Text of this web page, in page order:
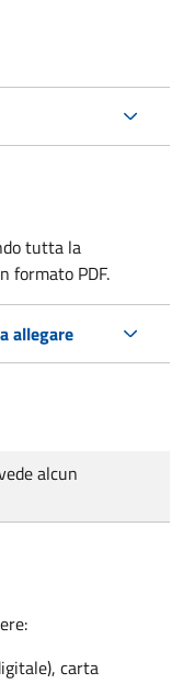
tutta la
formato PDF.
allegare
alcun
carta